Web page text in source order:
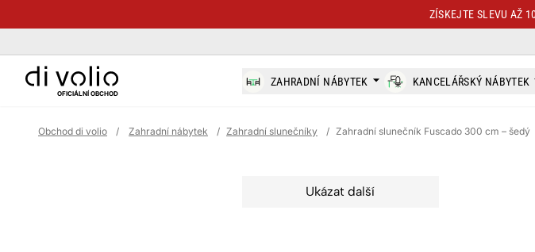
ZÍSKEJTE SLEVU AŽ
di-volio.com
OFICIÁLNÍ OBCHOD
ZAHRADNÍ NÁBYTEK KANCELÁŘSKÝ NÁBYTEK
Obchod di volio / Zahradní nábytek / Zahradní slunečníky / Zahradní slunečník Fuscado 300 cm – šedý
Ukázat další